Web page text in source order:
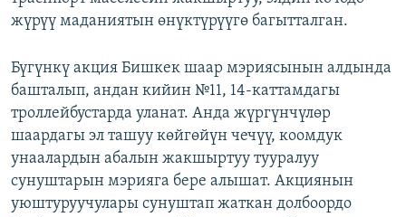
жүрүү маданиятын өнүктүрүүгө багытталган.
Бүгүнкү акция Бишкек шаар мэриясынын алдында
башталып, андан кийин №11, 14-каттамдагы
троллейбустарда уланат. Анда жүргүнчүлөр
шаардагы эл ташуу көйгөйүн чечүү, коомдук
унаалардын абалын жакшыртуу тууралуу
сунуштарын мэрияга бере алышат. Акциянын
уюштуруучулары сунуштап жаткан долбоордо